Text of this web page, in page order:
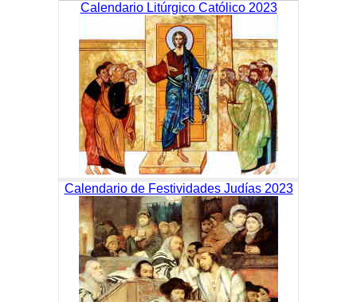
Calendario Litúrgico Católico 2023
Calendario de Festividades Judías 2023